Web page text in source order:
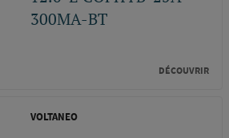
300MA-BT
DÉCOUVRIR
VOLTANEO